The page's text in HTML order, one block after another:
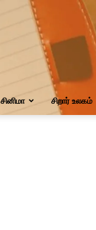
சினிமா சிறார் உலகம்